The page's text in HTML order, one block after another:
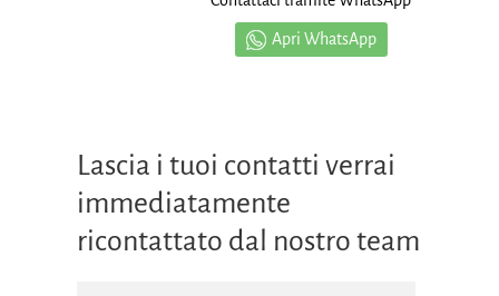
Apri WhatsApp
Lascia i tuoi contatti verrai
immediatamente
ricontattato dal nostro team